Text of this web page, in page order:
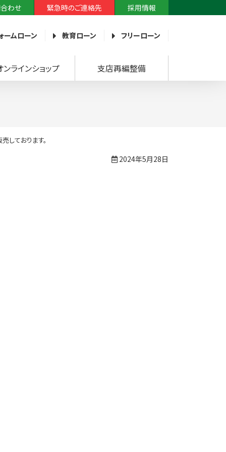
わせ 緊急時のご連絡先 採用情報
ームローン 教育ローン フリーローン
ンラインショップ 支店再編整備
しております。
2024年5月28日